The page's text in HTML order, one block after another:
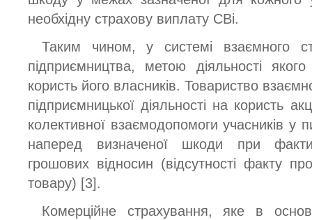
необхідну страхову виплату СВі.
Таким чином, у системі взаємного
підприємництва, метою діяльності
користь його власників. Товариство
підприємницької діяльності на користь
колективної взаємодопомоги учасників у
наперед визначеної шкоди при
грошових відносин (відсутності факту
товару) [3].
Комерційне страхування, яке в